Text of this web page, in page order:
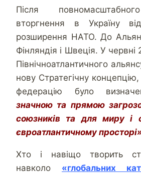
Після
вторгнення в Україну
розширення НАТО. До
Фінляндія і Швеція. У червні
Північноатлантичного
нову Стратегічну концепцію,
федерацію було
значною та прямою
союзників та для миру і
євроатлантичному
Хто і навіщо творить
навколо «глобальних